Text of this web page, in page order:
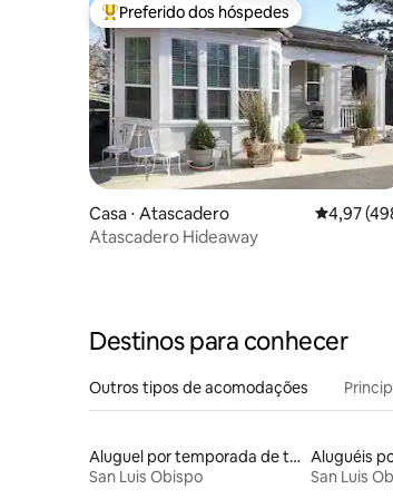
Entre os melhores preferidos dos
Preferido dos hóspedes
Casa ⋅ Atascadero 4,97 de
4,97
Atascadero Hideaway
Destinos para conhecer
Outros tipos de acomodações
Aluguel por temporada de trailers
San Luis Obispo
San Luis